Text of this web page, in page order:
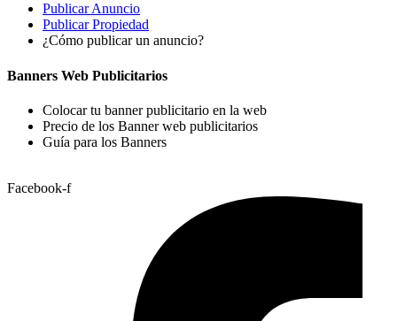
Publicar Anuncio
Publicar Propiedad
¿Cómo publicar un anuncio?
Banners Web Publicitarios
Colocar tu banner publicitario en la web
Precio de los Banner web publicitarios
Guía para los Banners
Facebook-f